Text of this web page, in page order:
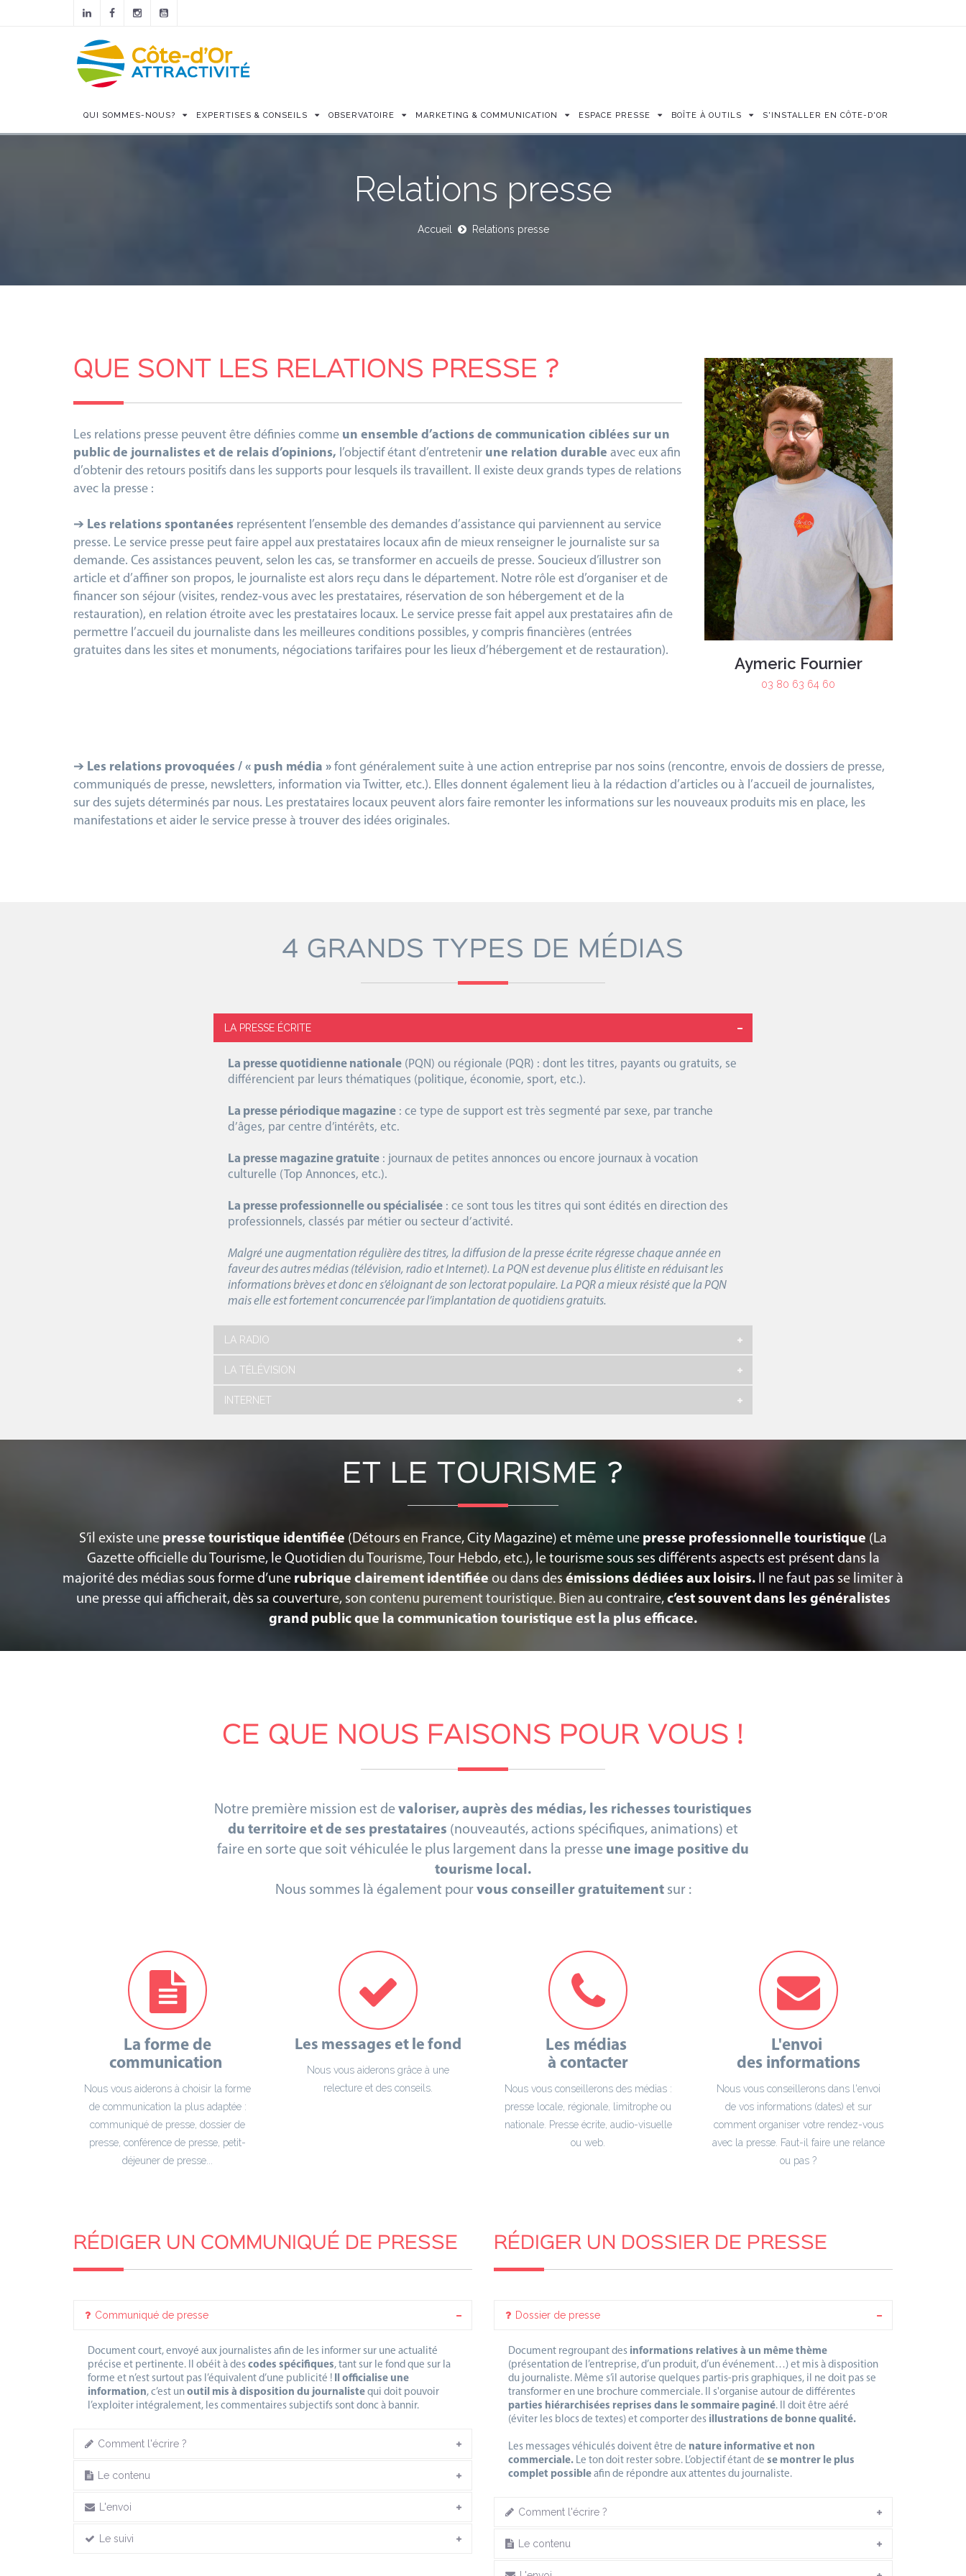
QUI SOMMES-NOUS? EXPERTISES & CONSEILS OBSERVATOIRE MARKETING & COMMUNICATION ESPACE PRESSE BOÎTE À OUTILS S'INSTALLER EN CÔTE-D'OR
Relations presse
Accueil Relations presse
QUE SONT LES RELATIONS PRESSE ?
Les relations presse peuvent être définies comme un ensemble d’actions de communication ciblées sur un
public de journalistes et de relais d’opinions, l’objectif étant d’entretenir une relation durable avec eux afin
d’obtenir des retours positifs dans les supports pour lesquels ils travaillent. Il existe deux grands types de relations
avec la presse :
➔ Les relations spontanées représentent l’ensemble des demandes d’assistance qui parviennent au service
presse. Le service presse peut faire appel aux prestataires locaux afin de mieux renseigner le journaliste sur sa
demande. Ces assistances peuvent, selon les cas, se transformer en accueils de presse. Soucieux d’illustrer son
article et d’affiner son propos, le journaliste est alors reçu dans le département. Notre rôle est d’organiser et de
financer son séjour (visites, rendez-vous avec les prestataires, réservation de son hébergement et de la
restauration), en relation étroite avec les prestataires locaux. Le service presse fait appel aux prestataires afin de
permettre l’accueil du journaliste dans les meilleures conditions possibles, y compris financières (entrées
gratuites dans les sites et monuments, négociations tarifaires pour les lieux d’hébergement et de restauration).
Aymeric Fournier
03 80 63 64 60
➔ Les relations provoquées / « push média » font généralement suite à une action entreprise par nos soins (rencontre, envois de dossiers de presse,
communiqués de presse, newsletters, information via Twitter, etc.). Elles donnent également lieu à la rédaction d’articles ou à l’accueil de journalistes,
sur des sujets déterminés par nous. Les prestataires locaux peuvent alors faire remonter les informations sur les nouveaux produits mis en place, les
manifestations et aider le service presse à trouver des idées originales.
4 GRANDS TYPES DE MÉDIAS
LA PRESSE ÉCRITE
La presse quotidienne nationale (PQN) ou régionale (PQR) : dont les titres, payants ou gratuits, se
différencient par leurs thématiques (politique, économie, sport, etc.).
La presse périodique magazine : ce type de support est très segmenté par sexe, par tranche
d’âges, par centre d’intérêts, etc.
La presse magazine gratuite : journaux de petites annonces ou encore journaux à vocation
culturelle (Top Annonces, etc.).
La presse professionnelle ou spécialisée : ce sont tous les titres qui sont édités en direction des
professionnels, classés par métier ou secteur d’activité.
Malgré une augmentation régulière des titres, la diffusion de la presse écrite régresse chaque année en
faveur des autres médias (télévision, radio et Internet). La PQN est devenue plus élitiste en réduisant les
informations brèves et donc en s’éloignant de son lectorat populaire. La PQR a mieux résisté que la PQN
mais elle est fortement concurrencée par l’implantation de quotidiens gratuits.
LA RADIO
LA TÉLÉVISION
INTERNET
ET LE TOURISME ?
S’il existe une presse touristique identifiée (Détours en France, City Magazine) et même une presse professionnelle touristique (La
Gazette officielle du Tourisme, le Quotidien du Tourisme, Tour Hebdo, etc.), le tourisme sous ses différents aspects est présent dans la
majorité des médias sous forme d’une rubrique clairement identifiée ou dans des émissions dédiées aux loisirs. Il ne faut pas se limiter à
une presse qui afficherait, dès sa couverture, son contenu purement touristique. Bien au contraire, c’est souvent dans les généralistes
grand public que la communication touristique est la plus efficace.
CE QUE NOUS FAISONS POUR VOUS !
Notre première mission est de valoriser, auprès des médias, les richesses touristiques
du territoire et de ses prestataires (nouveautés, actions spécifiques, animations) et
faire en sorte que soit véhiculée le plus largement dans la presse une image positive du
tourisme local.
Nous sommes là également pourvous conseiller gratuitementsur :
La forme de
communication
Nous vous aiderons à choisir la forme
de communication la plus adaptée :
communiqué de presse, dossier de
presse, conférence de presse, petit-
déjeuner de presse...
Les messages et le fond
Nous vous aiderons grâce à une
relecture et des conseils.
Les médias
à contacter
Nous vous conseillerons des médias :
presse locale, régionale, limitrophe ou
nationale. Presse écrite, audio-visuelle
ou web.
L'envoi
des informations
Nous vous conseillerons dans l'envoi
de vos informations (dates) et sur
comment organiser votre rendez-vous
avec la presse. Faut-il faire une relance
ou pas ?
RÉDIGER UN COMMUNIQUÉ DE PRESSE
Communiqué de presse
Document court, envoyé aux journalistes afin de les informer sur une actualité
précise et pertinente. Il obéit à des codes spécifiques, tant sur le fond que sur la
forme et n’est surtout pas l’équivalent d’une publicité ! Il officialise une
information, c’est un outil mis à disposition du journaliste qui doit pouvoir
l’exploiter intégralement, les commentaires subjectifs sont donc à bannir.
Comment l'écrire ?
Le contenu
L'envoi
Le suivi
RÉDIGER UN DOSSIER DE PRESSE
Dossier de presse
Document regroupant des informations relatives à un même thème
(présentation de l’entreprise, d’un produit, d’un événement…) et mis à disposition
du journaliste. Même s’il autorise quelques partis-pris graphiques, il ne doit pas se
transformer en une brochure commerciale. Il s'organise autour de différentes
parties hiérarchisées reprises dans le sommaire paginé. Il doit être aéré
(éviter les blocs de textes) et comporter des illustrations de bonne qualité.
Les messages véhiculés doivent être de nature informative et non
commerciale. Le ton doit rester sobre. L’objectif étant de se montrer le plus
complet possible afin de répondre aux attentes du journaliste.
Comment l'écrire ?
Le contenu